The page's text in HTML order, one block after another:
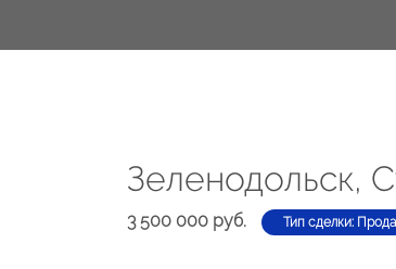
Зеленодольск,
3 500 000 руб. Тип сделки: